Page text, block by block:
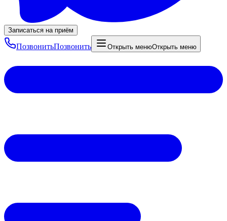
Записаться на приём
ПозвонитьПозвонить Открыть менюОткрыть меню